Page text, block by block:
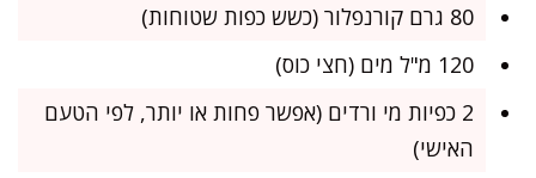
80 גרם קורנפלור (כשש כפות שטוחות)
120 מ"ל מים (חצי כוס)
2 כפיות מי ורדים (אפשר פחות או יותר, לפי הטעם
האישי)